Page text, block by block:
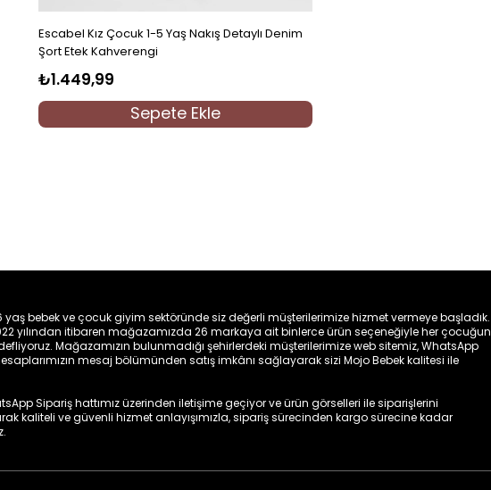
Escabel Kız Çocuk 1-5 Yaş Nakış Detaylı Denim
Şort Etek Kahverengi
₺1.449,99
Sepete Ekle
yaş bebek ve çocuk giyim sektöründe siz değerli müşterilerimize hizmet vermeye başladık.
yılından itibaren mağazamızda 26 markaya ait binlerce ürün seçeneğiyle her çocuğun
Mağazamızın bulunmadığı şehirlerdeki müşterilerimize web sitemiz, WhatsApp
mesaj bölümünden satış imkânı sağlayarak sizi Mojo Bebek kalitesi ile
Sipariş hattımız üzerinden iletişime geçiyor ve ürün görselleri ile siparişlerini
kaliteli ve güvenli hizmet anlayışımızla, sipariş sürecinden kargo sürecine kadar